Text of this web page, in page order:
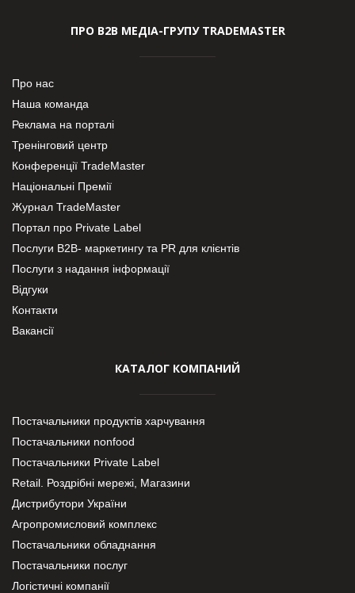
ПРО В2В МЕДІА-ГРУПУ TRADEMASTER
Про нас
Наша команда
Реклама на порталі
Тренінговий центр
Конференції TradeMaster
Національні Премії
Журнал TradeMaster
Портал про Private Label
Послуги В2В- маркетингу та PR для клієнтів
Послуги з надання інформації
Відгуки
Контакти
Вакансії
КАТАЛОГ КОМПАНИЙ
Постачальники продуктів харчування
Постачальники nonfood
Постачальники Private Label
Retail. Роздрібні мережі, Магазини
Дистрибутори України
Агропромисловий комплекс
Постачальники обладнання
Постачальники послуг
Логістичні компанії